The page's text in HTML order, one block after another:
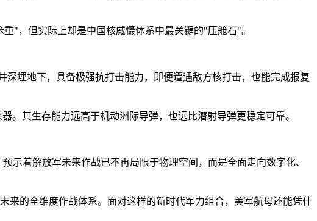
"，但实际上却是中国核威慑体系中最关键的"压舱石"。
埋地下，具备极强抗打击能力，即便遭遇敌方核打击，也能完成报复
其生存能力远高于机动洲际导弹，也远比潜射导弹更稳定可靠。
示着解放军未来作战已不再局限于物理空间，而是全面走向数字化、
来的全维度作战体系。面对这样的新时代军力组合，美军航母还能凭什